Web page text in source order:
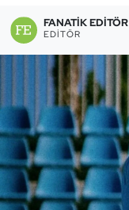
FANATIK EDITÖR
EDITÖR
Briç
Buz Hokeyi
Buz Pateni
Çim Hokeyi
Cimnastik